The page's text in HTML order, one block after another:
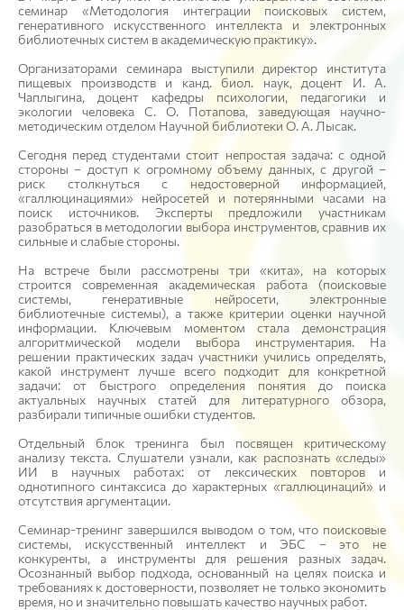
семинар «Методология интеграции поисковых систем,
генеративного искусственного интеллекта и электронных
библиотечных систем в академическую практику».
Организаторами семинара выступили директор института
пищевых производств и канд. биол. наук, доцент И. А.
Чаплыгина, доцент кафедры психологии, педагогики и
экологии человека С. О. Потапова, заведующая научно-
методическим отделом Научной библиотеки О. А. Лысак.
Сегодня перед студентами стоит непростая задача: с одной
стороны ‒ доступ к огромному объему данных, с другой ‒
риск столкнуться с недостоверной информацией,
«галлюцинациями» нейросетей и потерянными часами на
поиск источников. Эксперты предложили участникам
разобраться в методологии выбора инструментов, сравнив их
сильные и слабые стороны.
На встрече были рассмотрены три «кита», на которых
строится современная академическая работа (поисковые
системы, генеративные нейросети, электронные
библиотечные системы), а также критерии оценки научной
информации. Ключевым моментом стала демонстрация
алгоритмической модели выбора инструментария. На
решении практических задач участники учились определять,
какой инструмент лучше всего подходит для конкретной
задачи: от быстрого определения понятия до поиска
актуальных научных статей для литературного обзора,
разбирали типичные ошибки студентов.
Отдельный блок тренинга был посвящен критическому
анализу текста. Слушатели узнали, как распознать «следы»
ИИ в научных работах: от лексических повторов и
однотипного синтаксиса до характерных «галлюцинаций» и
отсутствия аргументации.
Семинар-тренинг завершился выводом о том, что поисковые
системы, искусственный интеллект и ЭБС ‒ это не
конкуренты, а инструменты для решения разных задач.
Осознанный выбор подхода, основанный на целях поиска и
требованиях к достоверности, позволяет не только экономить
время, но и значительно повышать качество научных работ.